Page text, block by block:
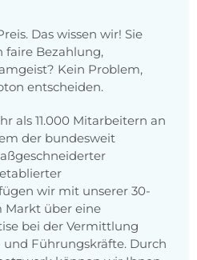
Das wissen wir! Sie
faire Bezahlung,
Kein Problem,
entscheiden.
als 11.000 Mitarbeitern an
der bundesweit
wir mit unserer 30-
Markt über eine
bei der Vermittlung
Führungskräfte. Durch